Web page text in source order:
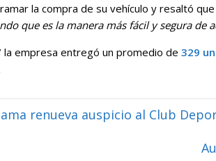
la compra de su vehículo y resaltó que
que es la manera más fácil y segura de
la empresa entregó un promedio de 329
renueva auspicio al Club